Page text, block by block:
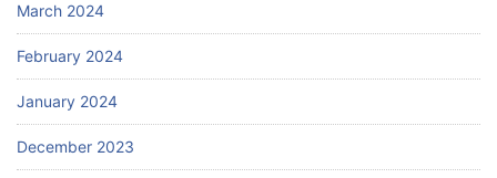
March 2024
February 2024
January 2024
December 2023